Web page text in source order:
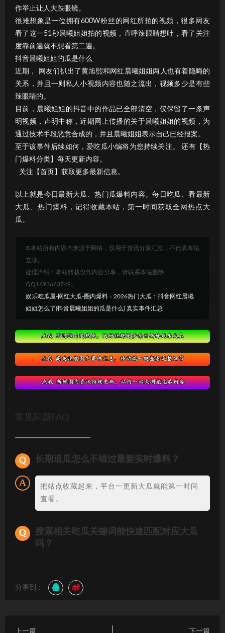
作举止让人大跌眼镜。
很难想象是一位拥有600W粉丝的网红所拍的视频，很多网友
看了这一51秒晨曦姐姐拍的视频，直呼辣眼睛想吐，看了关注
度靠前遍就不想看第二遍。
抖音晨曦姐姐的瓜是什么
近期， 网友们扒出了黄旭熙和网红晨曦姐姐两人也有着隐晦的
关系，并且一则私人小视频内容也随之流出，视频多少是有些
辣眼睛的。
目前，晨曦姐姐的抖音中的作品已全部清空，仅保留了一条声
明视频，声明中称，近期网上传播的关于晨曦姐姐的视频，为
通过技术手段恶意合成的，并且晨曦姐姐表示自己已经报案。
至于该事件后续如何，爱吃瓜小编将为您持续关注。 还有【热
门爆料分类】每天更新内容。
关注【首页】获取更多最新信息。
以上就是今日最新大瓜、热门瓜爆料内容。每日吃瓜、看最新
大瓜、热门爆料，记得收藏本站，第一时间获取全网热点大
瓜。
©本站所有内容均来源于网络，仅用于资讯分享汇总，不代表本站
立场。
处理声明：本站转载仅作内容分享，请联系本站删除
QQ1693663749。
娱乐吃瓜屋-网红大瓜-圈内爆料 » 2026热门大瓜：抖音网红晨曦
姐姐怎么了(抖音晨曦姐姐的瓜是什么) 真实事件汇总
常见问题FAQ
长期追瓜怎么不错过最新实时爆料？
把站点收藏起来，平台一更新大瓜就能第一时间
查看。
搜索相关吃瓜关键词能快速匹配对应大瓜
吗？
分享到：
上一篇 下一篇